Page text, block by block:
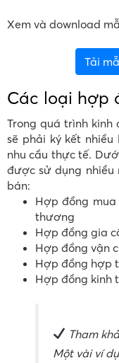
Xem và download
Tải
Các loại hợp
Trong quá trình kinh
sẽ phải ký kết
nhu cầu thực tế.
được sử dụng nhiều
bán:
Hợp đồng
thương
Hợp đồng gia
Hợp đồng vận
Hợp đồng hợp
Hợp đồng kinh
Tham
Một vài ví